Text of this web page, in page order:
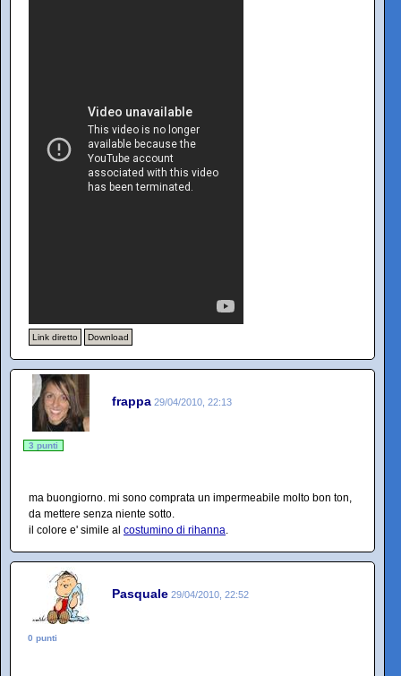
Link diretto Download
frappa 29/04/2010, 22:13
3 punti
ma buongiorno. mi sono comprata un impermeabile molto bon ton,
da mettere senza niente sotto.
il colore e' simile al costumino di rihanna.
Pasquale 29/04/2010, 22:52
0 punti